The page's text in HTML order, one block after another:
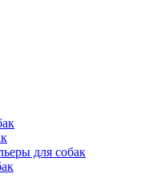
для собак